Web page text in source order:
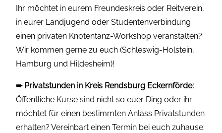
Ihr möchtet in eurem Freundeskreis oder Reitverein,
in eurer Landjugend oder Studentenverbindung
einen privaten Knotentanz-Workshop veranstalten?
Wir kommen gerne zu euch (Schleswig-Holstein,
Hamburg und Hildesheim)!
➨ Privatstunden in Kreis Rendsburg Eckernförde:
Öffentliche Kurse sind nicht so euer Ding oder ihr
möchtet für einen bestimmten Anlass Privatstunden
erhalten? Vereinbart einen Termin bei euch zuhause.